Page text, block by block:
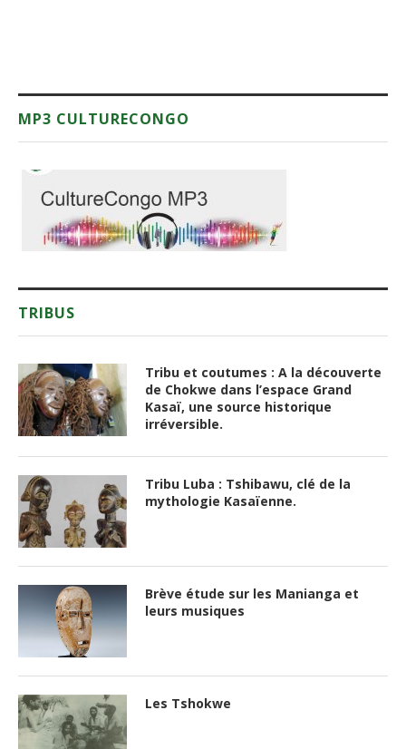
MP3 CULTURECONGO
TRIBUS
Tribu et coutumes : A la découverte
de Chokwe dans l’espace Grand
Kasaï, une source historique
irréversible.
Tribu Luba : Tshibawu, clé de la
mythologie Kasaïenne.
Brève étude sur les Manianga et
leurs musiques
Les Tshokwe